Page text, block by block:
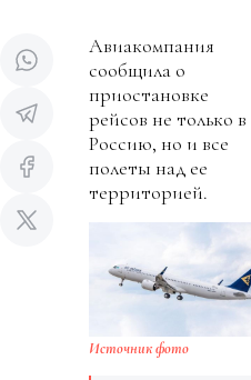
Авиакомпания
сообщила о
приостановке
рейсов не только в
Россию, но и все
полеты над ее
территорией.
Источник фото